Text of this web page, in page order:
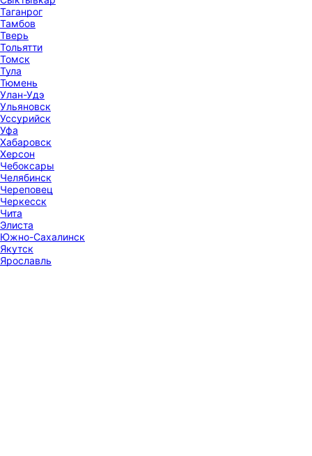
Таганрог
Тамбов
Тверь
Тольятти
Томск
Тула
Тюмень
Улан-Удэ
Ульяновск
Уссурийск
Уфа
Хабаровск
Херсон
Чебоксары
Челябинск
Череповец
Черкесск
Чита
Элиста
Южно-Сахалинск
Якутск
Ярославль